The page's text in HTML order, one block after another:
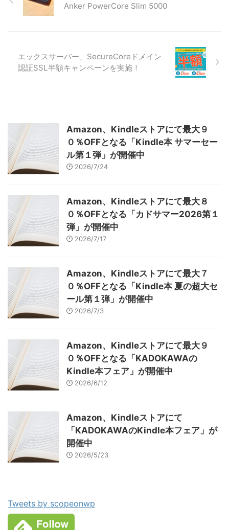
Anker PowerCore Slim 5000
エックスサーバー、SecureCoreドメイン
認証SSL半額キャンペーンを実施！
Amazon、Kindleストアにて最大９
０％OFFとなる「Kindle本 サマーセー
ル第１弾」が開催中
2026/7/24
Amazon、Kindleストアにて最大８
０％OFFとなる「カドサマー2026第１
弾」が開催中
2026/7/17
Amazon、Kindleストアにて最大７
０％OFFとなる「Kindle本 夏の超大セ
ール第１弾」が開催中
2026/7/3
Amazon、Kindleストアにて最大９
０％OFFとなる「KADOKAWAの
Kindle本フェア」が開催中
2026/6/12
Amazon、Kindleストアにて
「KADOKAWAのKindle本フェア」が
開催中
2026/5/23
Tweets by scopeonwp